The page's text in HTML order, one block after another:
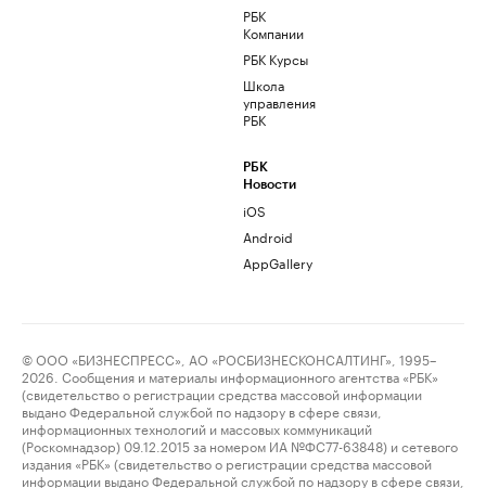
РБК
Компании
РБК Курсы
Школа
управления
РБК
РБК
Новости
iOS
Android
AppGallery
© ООО «БИЗНЕСПРЕСС», АО «РОСБИЗНЕСКОНСАЛТИНГ», 1995–
2026. Сообщения и материалы информационного агентства «РБК»
(свидетельство о регистрации средства массовой информации
выдано Федеральной службой по надзору в сфере связи,
информационных технологий и массовых коммуникаций
(Роскомнадзор) 09.12.2015 за номером ИА №ФС77-63848) и сетевого
издания «РБК» (свидетельство о регистрации средства массовой
информации выдано Федеральной службой по надзору в сфере связи,